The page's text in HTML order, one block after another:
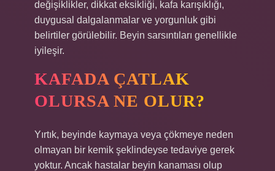
değişiklikler, dikkat eksikliği, kafa karışıklığı,
duygusal dalgalanmalar ve yorgunluk gibi
belirtiler görülebilir. Beyin sarsıntıları genellikle
iyileşir.
KAFADA ÇATLAK
OLURSA NE OLUR?
Yırtık, beyinde kaymaya veya çökmeye neden
olmayan bir kemik şeklindeyse tedaviye gerek
yoktur. Ancak hastalar beyin kanaması olup